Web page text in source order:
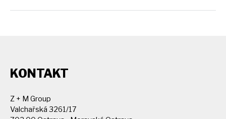
KONTAKT
Z + M Group
Valchařská 3261/17